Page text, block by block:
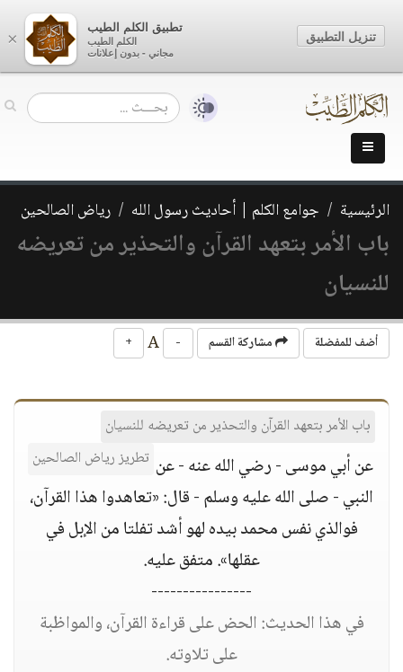
الرئيسية جوامع الكلم | أحاديث رسول الله رياض الصالحين
باب الأمر بتعهد القرآن والتحذير من تعريضه
للنسيان
أضف للمفضلة مشاركة القسم -
+
باب الأمر بتعهد القرآن والتحذير من تعريضه للنسيان
تطريز رياض الصالحين عن أبي موسى - رضي الله عنه - عن
النبي - صلى الله عليه وسلم - قال: «تعاهدوا هذا القرآن،
فوالذي نفس محمد بيده لهو أشد تفلتا من الإبل في
عقلها». متفق عليه.
----------------
في هذا الحديث: الحض على قراءة القرآن، والمواظبة
على تلاوته.
×
تطبيق الكلم الطيب
الكلم الطيب
مجاني - بدون إعلانات
تنزيل التطبيق